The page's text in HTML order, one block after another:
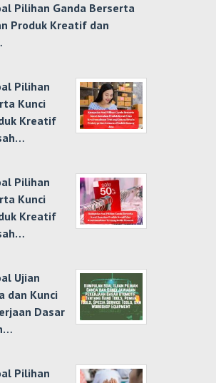
Pilihan Ganda Berserta
Produk Kreatif dan
Pilihan
Kunci
Kreatif
Pilihan
Kunci
Kreatif
Ujian
dan Kunci
Dasar
Pilihan